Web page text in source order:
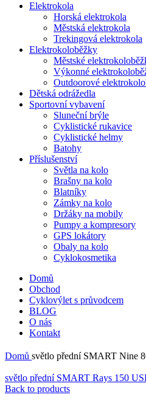
Elektrokola
Horská elektrokola
Městská elektrokola
Trekingová elektrokola
Elektrokoloběžky
Městské
Výkonné
Outdoorové
Dětská odrážedla
Sportovní vybavení
Sluneční brýle
Cyklistické rukavice
Cyklistické helmy
Batohy
Příslušenství
Světla na kolo
Brašny na kolo
Blatníky
Zámky na kolo
Držáky na mobily
Pumpy a kompresory
GPS lokátory
Obaly na kolo
Cyklokosmetika
Domů
Obchod
Cyklovýlet s průvodcem
BLOG
O nás
Kontakt
Domů světlo přední SMART Nine
světlo přední SMART Rays 150
Back to products